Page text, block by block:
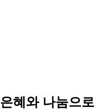
은혜와 나눔으로